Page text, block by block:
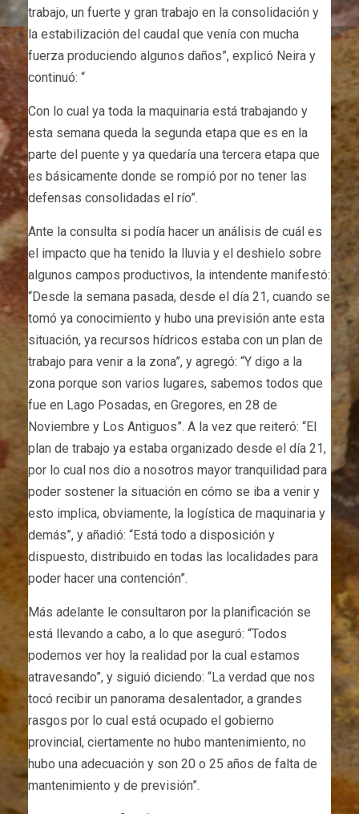
trabajo, un fuerte y gran trabajo en la consolidación y
la estabilización del caudal que venía con mucha
fuerza produciendo algunos daños”, explicó Neira y
continuó: “
Con lo cual ya toda la maquinaria está trabajando y
esta semana queda la segunda etapa que es en la
parte del puente y ya quedaría una tercera etapa que
es básicamente donde se rompió por no tener las
defensas consolidadas el río”.
Ante la consulta si podía hacer un análisis de cuál es
el impacto que ha tenido la lluvia y el deshielo sobre
algunos campos productivos, la intendente manifestó:
“Desde la semana pasada, desde el día 21, cuando se
tomó ya conocimiento y hubo una previsión ante esta
situación, ya recursos hídricos estaba con un plan de
trabajo para venir a la zona”, y agregó: “Y digo a la
zona porque son varios lugares, sabemos todos que
fue en Lago Posadas, en Gregores, en 28 de
Noviembre y Los Antiguos”. A la vez que reiteró: “El
plan de trabajo ya estaba organizado desde el día 21,
por lo cual nos dio a nosotros mayor tranquilidad para
poder sostener la situación en cómo se iba a venir y
esto implica, obviamente, la logística de maquinaria y
demás”, y añadió: “Está todo a disposición y
dispuesto, distribuido en todas las localidades para
poder hacer una contención”.
Más adelante le consultaron por la planificación se
está llevando a cabo, a lo que aseguró: “Todos
podemos ver hoy la realidad por la cual estamos
atravesando”, y siguió diciendo: “La verdad que nos
tocó recibir un panorama desalentador, a grandes
rasgos por lo cual está ocupado el gobierno
provincial, ciertamente no hubo mantenimiento, no
hubo una adecuación y son 20 o 25 años de falta de
mantenimiento y de previsión”.